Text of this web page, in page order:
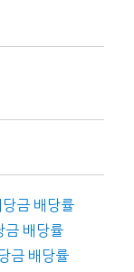
금 배당률
금 배당률
금 배당률